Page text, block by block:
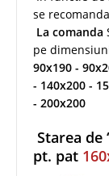
se
La comanda
pe
90x190 -
- 140x200 -
- 200x200
Starea de
pt. pat